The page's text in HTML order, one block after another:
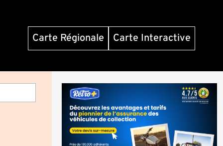
Carte Régionale Carte Interactive